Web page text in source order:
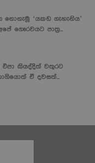
‘යකඩ ගැහැනිය’
ගෞරවයට පාත්‍ර...
කියද්දිත් වතුරට
ඒ දවසත්...